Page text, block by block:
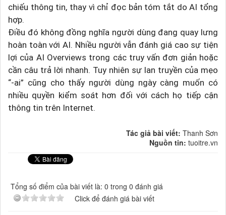
chiếu thông tin, thay vì chỉ đọc bản tóm tắt do AI tổng
hợp.
Điều đó không đồng nghĩa người dùng đang quay lưng
hoàn toàn với AI. Nhiều người vẫn đánh giá cao sự tiện
lợi của AI Overviews trong các truy vấn đơn giản hoặc
cần câu trả lời nhanh. Tuy nhiên sự lan truyền của mẹo
“-ai” cũng cho thấy người dùng ngày càng muốn có
nhiều quyền kiểm soát hơn đối với cách họ tiếp cận
thông tin trên Internet.
Tác giả bài viết: Thanh Sơn
Nguồn tin: tuoitre.vn
Tổng số điểm của bài viết là: 0 trong 0 đánh giá
Click để đánh giá bài viết